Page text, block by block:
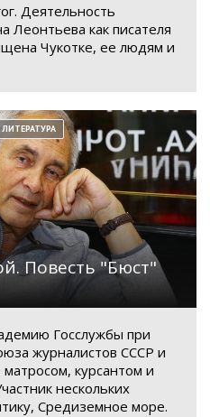
Деятельность
Леонтьева как писателя
Чукотке, ее людям и
Повесть "Бюст"
Госслужбы при
журналистов СССР и
курсантом и
нескольких
Средиземное море.